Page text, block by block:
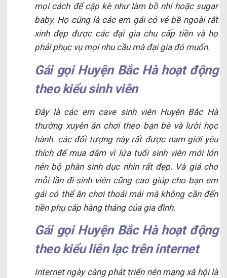
mọi cách để cặp kè như làm bồ nhí hoặc sugar
baby. Họ cũng là các em gái có vẻ bề ngoài rất
xinh đẹp được các đại gia chu cấp tiền và họ
phải phục vụ mọi nhu cầu mà đại gia đó muốn.
Gái gọi Huyện Bắc Hà hoạt động
theo kiểu sinh viên
Đây là các em cave sinh viên Huyện Bắc Hà
thường xuyên ăn chơi theo bạn bè và lười học
hành. các đối tượng này rất được nam giới yêu
thích để mua dâm vì lứa tuổi sinh viên mới lớn
nên bộ phân sinh dục nhìn rất đẹp. Và giá cho
mỗi lần đi sinh viên cũng cao giúp cho bạn em
gái có thể ăn chơi thoải mái mà không cần đến
tiền phụ cấp hàng tháng của gia đình.
Gái gọi Huyện Bắc Hà hoạt động
theo kiểu liên lạc trên internet
Internet ngày càng phát triển nên mạng xã hội là